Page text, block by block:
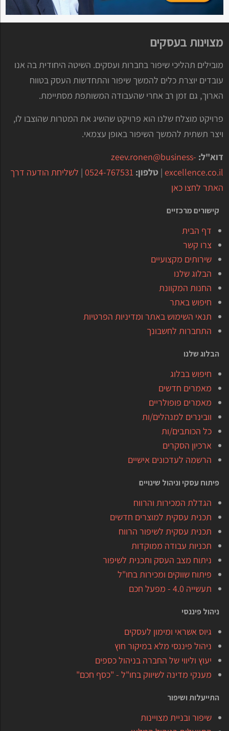
מצוינות בעסקים
מובילים תהליכי שיפור בחברות ועסקים. השיטה היחודית בה אנו
עובדים יוצרת כלים להמשך שיפור והתחדשות העסק בטווח
הארוך, גם זמן רב אחרי שהעבודה המשותפת מסתיימת.
פרויקט מוצלח שלנו הוא פרויקט שהשיג את המטרות שהוצבו לו,
ויצר תשתית להמשך השיפור באופן עצמאי.
דוא"ל: zeev.ronen@business-
excellence.co.il
| טלפון: 0524-767531
| לשליחת הודעה דרך
האתר לחצו כאן
קישורים מרכזיים
דף הבית
צרו קשר
שירותים מקצועיים
הבלוג שלנו
החנות המקוונת
חיפוש באתר
תנאי השימוש באתר ומדיניות הפרטיות
התחברות לחשבונך
הבלוג שלנו
חיפוש בבלוג
מאמרים חדשים
מאמרים פופולריים
וובינרים למנהלים/ות
כל הכותבים/ות
ארכיון הסקרים
הרשמה לעדכונים אישיים
פיתוח עסקי וניהול שינויים
הגדלת המכירות והרווח
תכנית עסקית למוצרים חדשים
תכנית עסקית לשיפור הרווח
תכניות עבודה ממוקדות
ניתוח מצב העסק ותכנית לשיפור
פיתוח שווקים ומכירות בחו"ל
תעשייה 4.0 - מפעל חכם
ניהול פיננסי
גיוס אשראי ומימון לעסקים
ניהול פיננסי מלא במיקור חוץ
יעוץ וליווי של החברה בניהול כספים
מענקי מדינה לשיווק בחו"ל - "כסף חכם"
התייעלות ושיפור
שיפור ובניית מצויינות